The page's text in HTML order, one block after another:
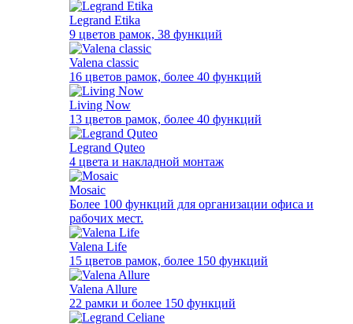
Legrand Etika
9 цветов рамок, 38 функций
Valena classic
16 цветов рамок, более 40 функций
Living Now
13 цветов рамок, более 40 функций
Legrand Quteo
4 цвета и накладной монтаж
Mosaic
Более 100 функций для организации офиса и
рабочих мест.
Valena Life
15 цветов рамок, более 150 функций
Valena Allure
22 рамки и более 150 функций